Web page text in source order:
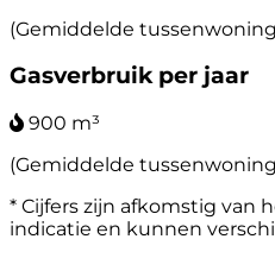
(Gemiddelde
Gasverbruik per jaar
900 m³
(Gemiddelde
* Cijfers zijn afkomstig van
indicatie en kunnen